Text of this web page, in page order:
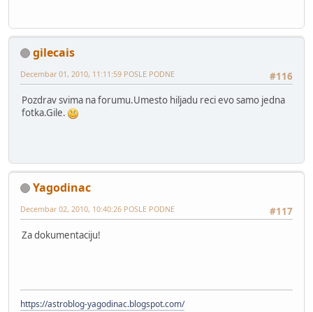
gilecais
#116
Decembar 01, 2010, 11:11:59 POSLE PODNE
Pozdrav svima na forumu.Umesto hiljadu reci evo samo jedna
fotka.Gile.
Yagodinac
#117
Decembar 02, 2010, 10:40:26 POSLE PODNE
Za dokumentaciju!
https://astroblog-yagodinac.blogspot.com/